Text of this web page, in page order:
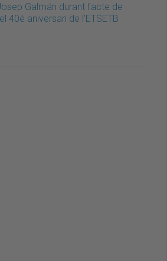
Galmán durant l'acte de
40è aniversari de l'ETSETB